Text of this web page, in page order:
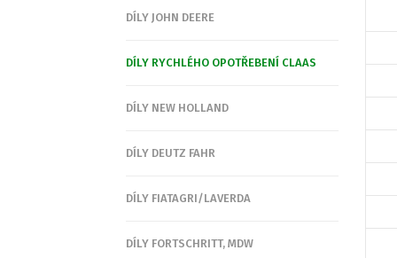
DÍLY JOHN DEERE
DÍLY RYCHLÉHO OPOTŘEBENÍ CLAAS
DÍLY NEW HOLLAND
DÍLY DEUTZ FAHR
DÍLY FIATAGRI/LAVERDA
DÍLY FORTSCHRITT, MDW